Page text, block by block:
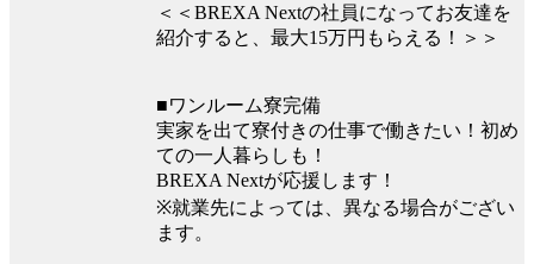
＜＜BREXA Nextの社員になってお友達を
紹介すると、最大15万円もらえる！＞＞
■ワンルーム寮完備
実家を出て寮付きの仕事で働きたい！初め
ての一人暮らしも！
BREXA Nextが応援します！
※就業先によっては、異なる場合がござい
ます。